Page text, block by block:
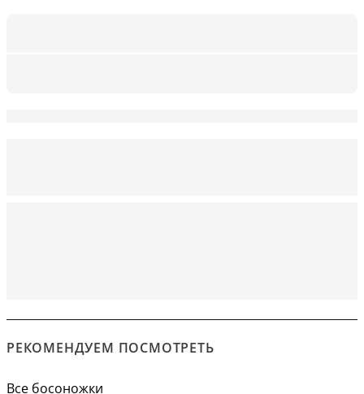
РЕКОМЕНДУЕМ ПОСМОТРЕТЬ
Все босоножки